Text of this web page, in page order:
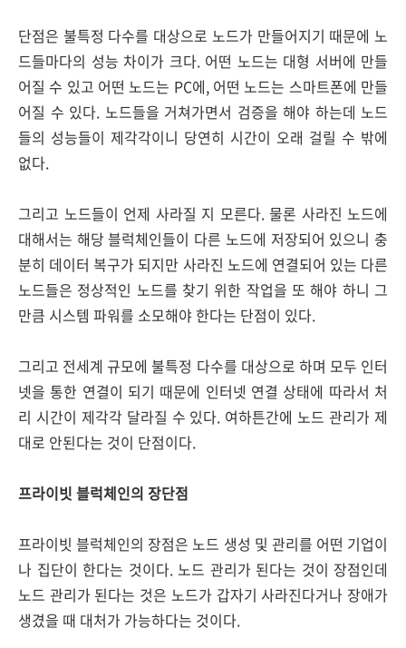
단점은 불특정 다수를 대상으로 노드가 만들어지기 때문에 노
드들마다의 성능 차이가 크다. 어떤 노드는 대형 서버에 만들
어질 수 있고 어떤 노드는 PC에, 어떤 노드는 스마트폰에 만들
어질 수 있다. 노드들을 거쳐가면서 검증을 해야 하는데 노드
들의 성능들이 제각각이니 당연히 시간이 오래 걸릴 수 밖에
없다.
그리고 노드들이 언제 사라질 지 모른다. 물론 사라진 노드에
대해서는 해당 블럭체인들이 다른 노드에 저장되어 있으니 충
분히 데이터 복구가 되지만 사라진 노드에 연결되어 있는 다른
노드들은 정상적인 노드를 찾기 위한 작업을 또 해야 하니 그
만큼 시스템 파워를 소모해야 한다는 단점이 있다.
그리고 전세계 규모에 불특정 다수를 대상으로 하며 모두 인터
넷을 통한 연결이 되기 때문에 인터넷 연결 상태에 따라서 처
리 시간이 제각각 달라질 수 있다. 여하튼간에 노드 관리가 제
대로 안된다는 것이 단점이다.
프라이빗 블럭체인의 장단점
프라이빗 블럭체인의 장점은 노드 생성 및 관리를 어떤 기업이
나 집단이 한다는 것이다. 노드 관리가 된다는 것이 장점인데
노드 관리가 된다는 것은 노드가 갑자기 사라진다거나 장애가
생겼을 때 대처가 가능하다는 것이다.